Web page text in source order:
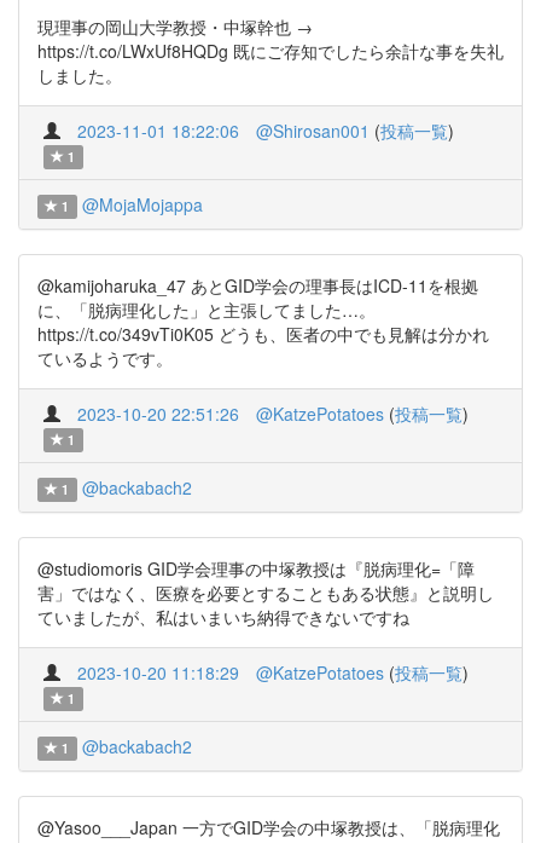
現理事の岡山大学教授・中塚幹也 →
https://t.co/LWxUf8HQDg 既にご存知でしたら余計な事を失礼
しました。
2023-11-01 18:22:06 @Shirosan001 (投稿一覧)
1
1 @MojaMojappa
@kamijoharuka_47 あとGID学会の理事長はICD-11を根拠
に、「脱病理化した」と主張してました…。
https://t.co/349vTi0K05 どうも、医者の中でも見解は分かれ
ているようです。
2023-10-20 22:51:26 @KatzePotatoes (投稿一覧)
1
1 @backabach2
@studiomoris GID学会理事の中塚教授は『脱病理化=「障
害」ではなく、医療を必要とすることもある状態』と説明し
ていましたが、私はいまいち納得できないですね
2023-10-20 11:18:29 @KatzePotatoes (投稿一覧)
1
1 @backabach2
@Yasoo___Japan 一方でGID学会の中塚教授は、「脱病理化